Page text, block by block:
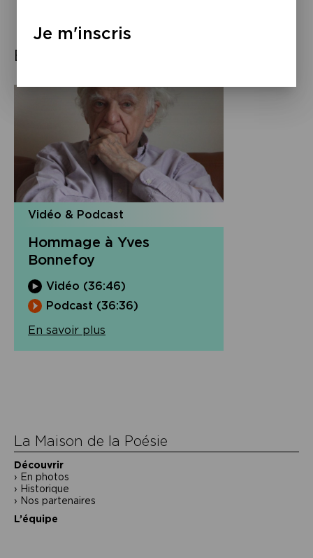
Éléments associés
Vidéo & Podcast
Hommage à Yves
Bonnefoy
Vidéo (36:46)
Podcast (36:36)
En savoir plus
La Maison de la Poésie
Découvrir
En photos
Historique
Nos partenaires
L’équipe
Je m'inscris